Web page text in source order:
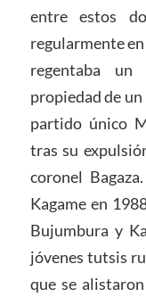
entre estos
regularmente
regentaba un
propiedad de
partido único
tras su
coronel
Kagame en
Bujumbura y
jóvenes tutsis
que se